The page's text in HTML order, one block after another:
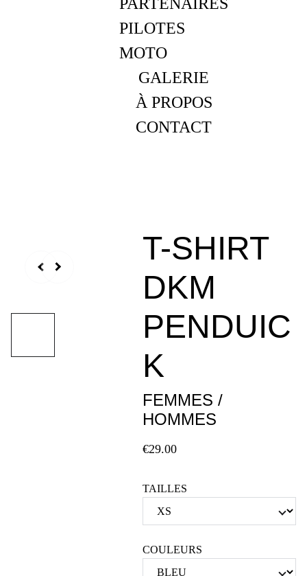
PILOTES
MOTO
GALERIE
À PROPOS
CONTACT
T-SHIRT
DKM
PENDUIC
K
FEMMES /
HOMMES
€29.00
TAILLES
COULEURS